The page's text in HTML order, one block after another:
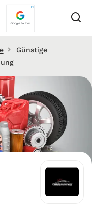
Günstige